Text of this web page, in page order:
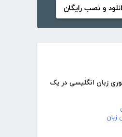
و نصب رایگان
زبان انگلیسی در یک